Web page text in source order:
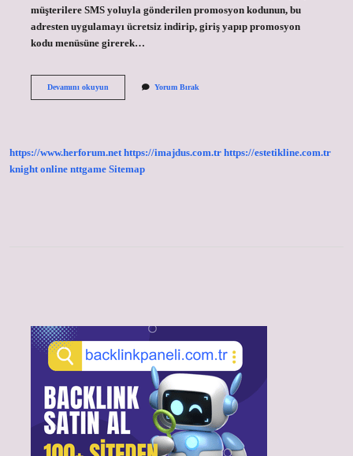
müşterilere SMS yoluyla gönderilen promosyon kodunun, bu
adresten uygulamayı ücretsiz indirip, giriş yapıp promosyon
kodu menüsüne girerek…
Devamını okuyunSil
Yorum Bırak
https://www.herforum.net https://imajdus.com.tr https://estetikline.com.tr
knight online nttgame Sitemap